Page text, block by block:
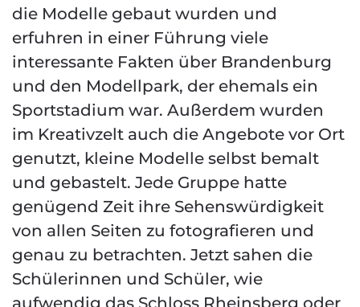
die Modelle gebaut wurden und
erfuhren in einer Führung viele
interessante Fakten über Brandenburg
und den Modellpark, der ehemals ein
Sportstadium war. Außerdem wurden
im Kreativzelt auch die Angebote vor Ort
genutzt, kleine Modelle selbst bemalt
und gebastelt. Jede Gruppe hatte
genügend Zeit ihre Sehenswürdigkeit
von allen Seiten zu fotografieren und
genau zu betrachten. Jetzt sahen die
Schülerinnen und Schüler, wie
aufwendig das Schloss Rheinsberg oder